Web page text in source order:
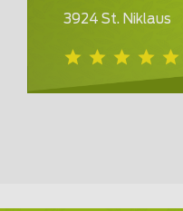
3924 St. Niklaus